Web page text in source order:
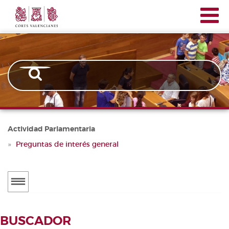
Pasar
contenido
principal
Corts
Valencianes
Actividad Parlamentaria
Preguntas de interés general
Menú
Noticias
BUSCADOR DE TRAMITACIONES
BUSCADOR